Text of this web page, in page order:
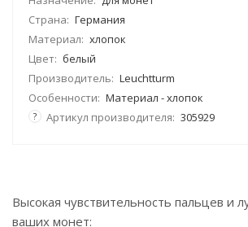
Страна: Германия
Материал: хлопок
Цвет: белый
Производитель: Leuchtturm
Особенности: Материал - хлопок
? Артикул производителя: 305929
Высокая чувствительность пальцев и
ваших монет: